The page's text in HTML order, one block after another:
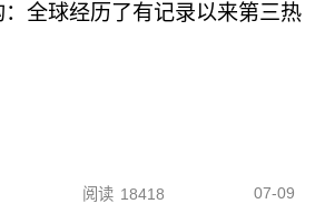
全球经历了有记录以来第三热
阅读 18418 07-09